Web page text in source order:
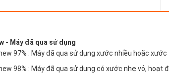
- Máy đã qua sử dụng
97% : Máy đã qua sử dụng xước nhiều hoặc
98% : Máy đã qua sử dụng có xước nhẹ vỏ, hoạt